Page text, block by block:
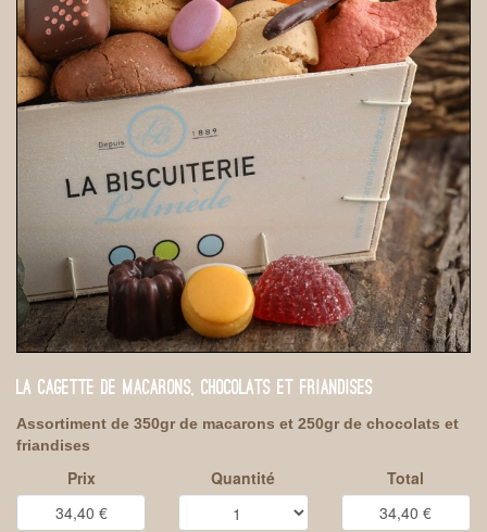
LA CAGETTE DE MACARONS, CHOCOLATS ET FRIANDISES
Assortiment de 350gr de macarons et 250gr de chocolats et
friandises
Prix Quantité Total